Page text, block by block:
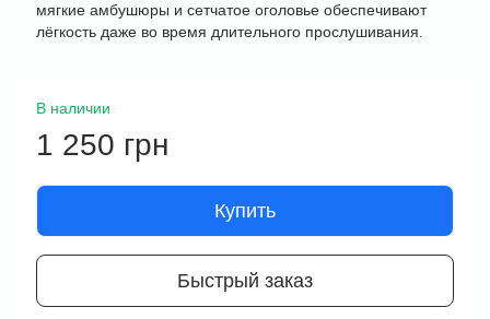
мягкие амбушюры и сетчатое оголовье обеспечивают
лёгкость даже во время длительного прослушивания.
В наличии
1 250 грн
Купить
Быстрый заказ